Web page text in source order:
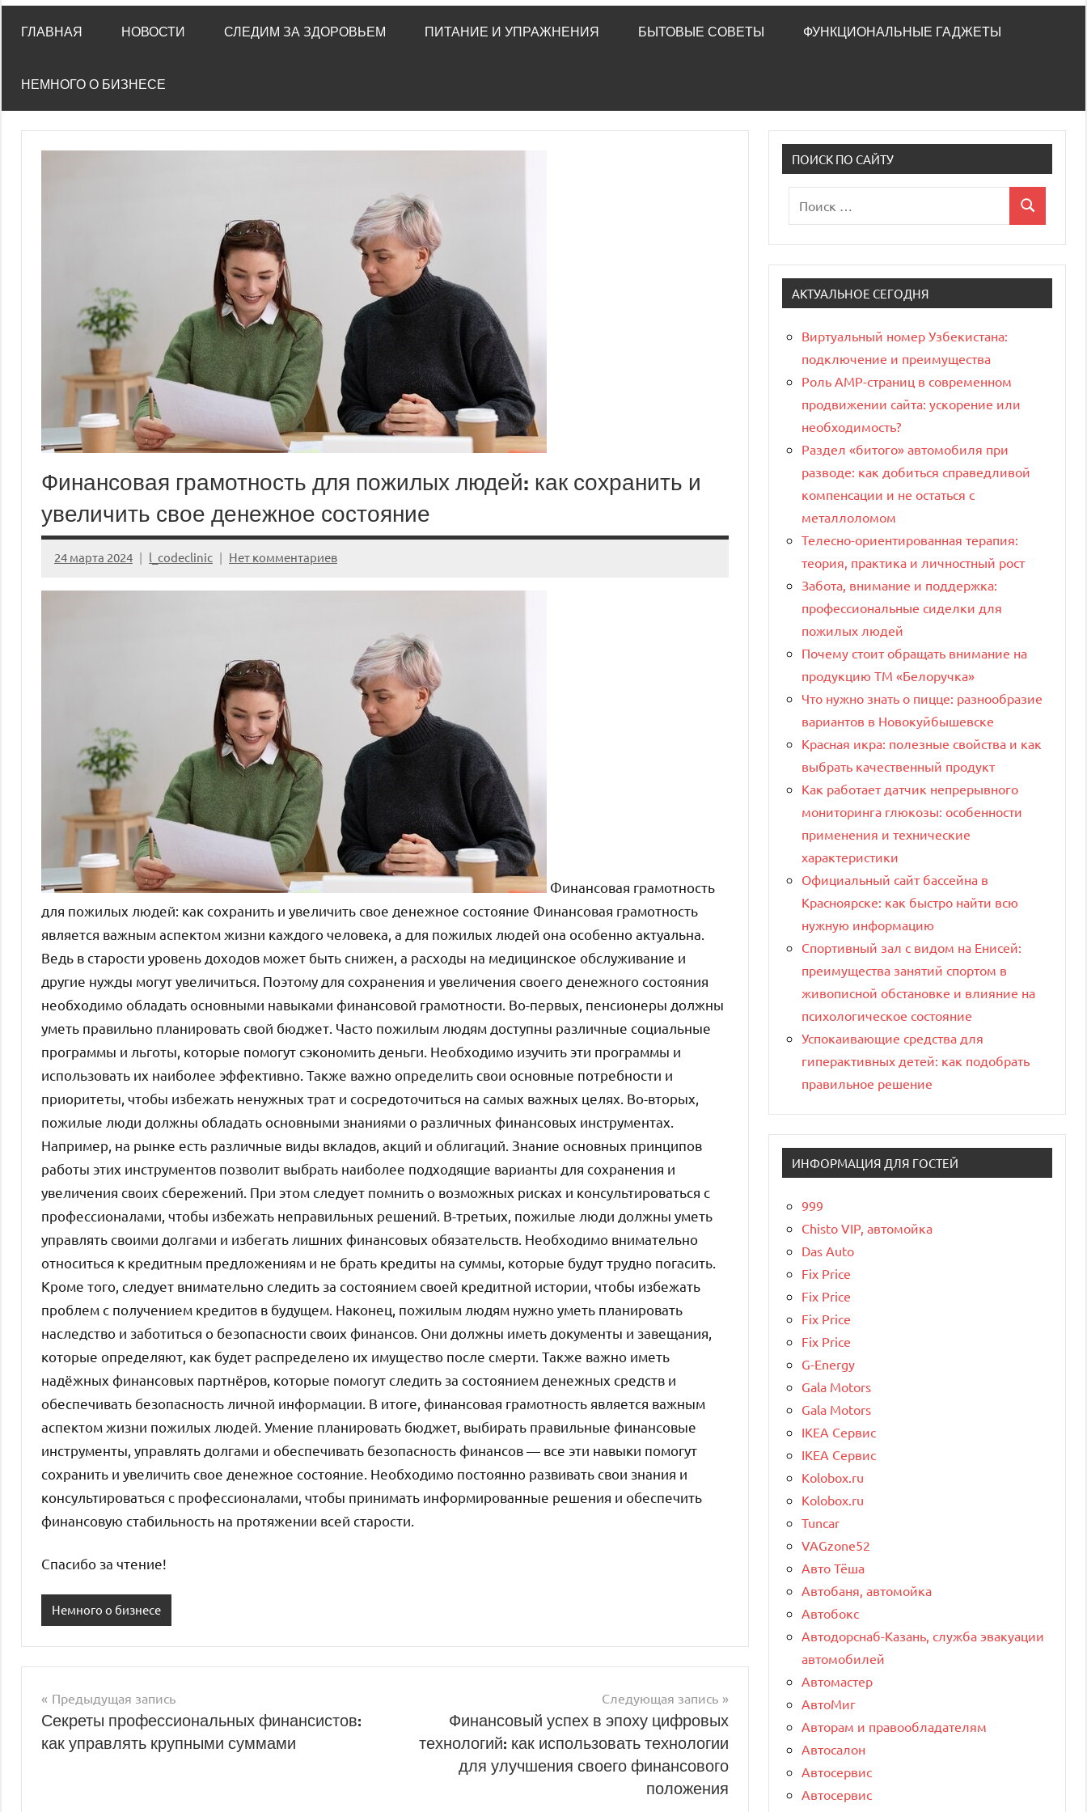
ГЛАВНАЯ НОВОСТИ СЛЕДИМ ЗА ЗДОРОВЬЕМ ПИТАНИЕ И УПРАЖНЕНИЯ БЫТОВЫЕ СОВЕТЫ ФУНКЦИОНАЛЬНЫЕ ГАДЖЕТЫ
НЕМНОГО О БИЗНЕСЕ
Финансовая грамотность для пожилых людей: как сохранить и
увеличить свое денежное состояние
24 марта 2024 l_codeclinic Нет комментариев
Финансовая грамотность
для пожилых людей: как сохранить и увеличить свое денежное состояние Финансовая грамотность
является важным аспектом жизни каждого человека, а для пожилых людей она особенно актуальна.
Ведь в старости уровень доходов может быть снижен, а расходы на медицинское обслуживание и
другие нужды могут увеличиться. Поэтому для сохранения и увеличения своего денежного состояния
необходимо обладать основными навыками финансовой грамотности. Во-первых, пенсионеры должны
уметь правильно планировать свой бюджет. Часто пожилым людям доступны различные социальные
программы и льготы, которые помогут сэкономить деньги. Необходимо изучить эти программы и
использовать их наиболее эффективно. Также важно определить свои основные потребности и
приоритеты, чтобы избежать ненужных трат и сосредоточиться на самых важных целях. Во-вторых,
пожилые люди должны обладать основными знаниями о различных финансовых инструментах.
Например, на рынке есть различные виды вкладов, акций и облигаций. Знание основных принципов
работы этих инструментов позволит выбрать наиболее подходящие варианты для сохранения и
увеличения своих сбережений. При этом следует помнить о возможных рисках и консультироваться с
профессионалами, чтобы избежать неправильных решений. В-третьих, пожилые люди должны уметь
управлять своими долгами и избегать лишних финансовых обязательств. Необходимо внимательно
относиться к кредитным предложениям и не брать кредиты на суммы, которые будут трудно погасить.
Кроме того, следует внимательно следить за состоянием своей кредитной истории, чтобы избежать
проблем с получением кредитов в будущем. Наконец, пожилым людям нужно уметь планировать
наследство и заботиться о безопасности своих финансов. Они должны иметь документы и завещания,
которые определяют, как будет распределено их имущество после смерти. Также важно иметь
надёжных финансовых партнёров, которые помогут следить за состоянием денежных средств и
обеспечивать безопасность личной информации. В итоге, финансовая грамотность является важным
аспектом жизни пожилых людей. Умение планировать бюджет, выбирать правильные финансовые
инструменты, управлять долгами и обеспечивать безопасность финансов — все эти навыки помогут
сохранить и увеличить свое денежное состояние. Необходимо постоянно развивать свои знания и
консультироваться с профессионалами, чтобы принимать информированные решения и обеспечить
финансовую стабильность на протяжении всей старости.
Спасибо за чтение!
Немного о бизнесе
Навигация
по
Предыдущая запись
Секреты профессиональных финансистов:
как управлять крупными суммами
Следующая запись
Финансовый успех в эпоху цифровых
технологий: как использовать технологии
для улучшения своего финансового
положения
ПОИСК ПО САЙТУ
для:
Поиск
АКТУАЛЬНОЕ СЕГОДНЯ
Виртуальный номер Узбекистана:
подключение и преимущества
Роль AMP-страниц в современном
продвижении сайта: ускорение или
необходимость?
Раздел «битого» автомобиля при
разводе: как добиться справедливой
компенсации и не остаться с
металлоломом
Телесно-ориентированная терапия:
теория, практика и личностный рост
Забота, внимание и поддержка:
профессиональные сиделки для
пожилых людей
Почему стоит обращать внимание на
продукцию ТМ «Белоручка»
Что нужно знать о пицце: разнообразие
вариантов в Новокуйбышевске
Красная икра: полезные свойства и как
выбрать качественный продукт
Как работает датчик непрерывного
мониторинга глюкозы: особенности
применения и технические
характеристики
Официальный сайт бассейна в
Красноярске: как быстро найти всю
нужную информацию
Спортивный зал с видом на Енисей:
преимущества занятий спортом в
живописной обстановке и влияние на
психологическое состояние
Успокаивающие средства для
гиперактивных детей: как подобрать
правильное решение
ИНФОРМАЦИЯ ДЛЯ ГОСТЕЙ
999
Chisto VIP, автомойка
Das Auto
Fix Price
Fix Price
Fix Price
Fix Price
G-Energy
Gala Motors
Gala Motors
IKEA Сервис
IKEA Сервис
Kolobox.ru
Kolobox.ru
Tuncar
VAGzone52
Авто Тёша
Автобаня, автомойка
Автобокс
Автодорснаб-Казань, служба эвакуации
автомобилей
Автомастер
АвтоМиг
Авторам и правообладателям
Автосалон
Автосервис
Автосервис